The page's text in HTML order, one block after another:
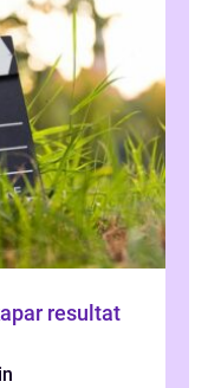
resultat